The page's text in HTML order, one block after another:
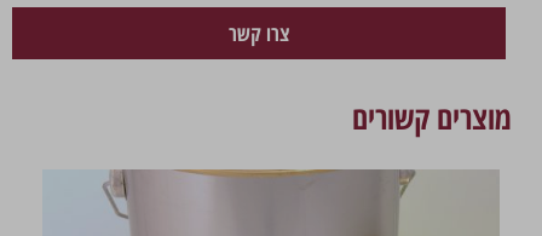
צרו קשר
מוצרים קשורים